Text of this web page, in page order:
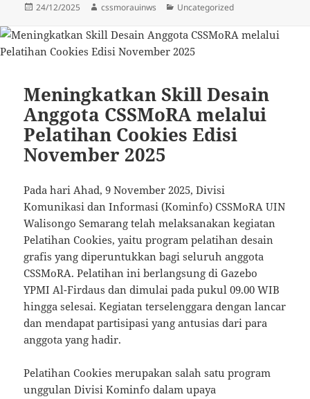
Diposkan
24/12/2025 Penulis
cssmorauinws Kategori
Uncategorized
Meningkatkan Skill Desain
Anggota CSSMoRA melalui
Pelatihan Cookies Edisi
November 2025
Pada hari Ahad, 9 November 2025, Divisi
Komunikasi dan Informasi (Kominfo) CSSMoRA UIN
Walisongo Semarang telah melaksanakan kegiatan
Pelatihan Cookies, yaitu program pelatihan desain
grafis yang diperuntukkan bagi seluruh anggota
CSSMoRA. Pelatihan ini berlangsung di Gazebo
YPMI Al-Firdaus dan dimulai pada pukul 09.00 WIB
hingga selesai. Kegiatan terselenggara dengan lancar
dan mendapat partisipasi yang antusias dari para
anggota yang hadir.
Pelatihan Cookies merupakan salah satu program
unggulan Divisi Kominfo dalam upaya